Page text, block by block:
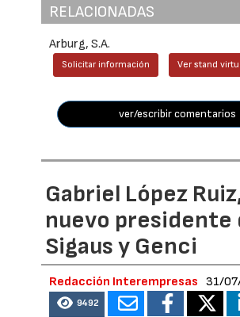
RELACIONADAS
Arburg, S.A.
Solicitar información Ver stand
ver/escribir comentarios
Gabriel López
nuevo presidente
Sigaus y Genci
Redacción Interempresas 31/
9492